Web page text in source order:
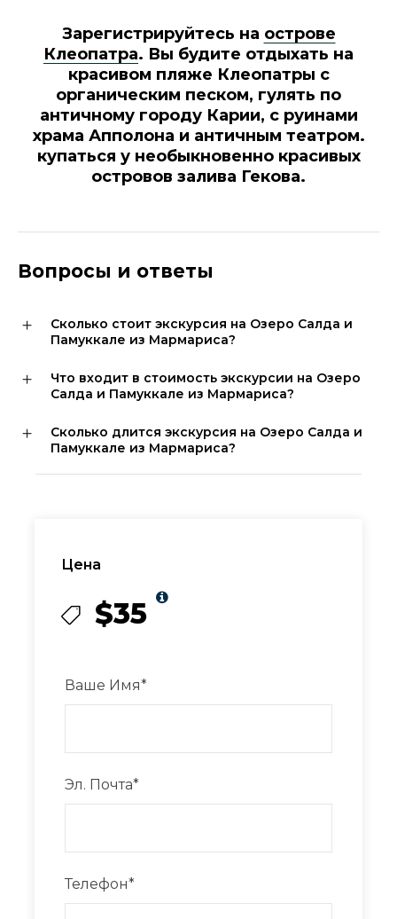
Цена
$35
Ваше Имя*
Эл. Почта*
Телефон*
Зарегистрируйтесь на острове
Клеопатра. Вы будите отдыхать на
красивом пляже Клеопатры с
органическим песком, гулять по
античному городу Карии, с руинами
храма Апполона и античным театром.
купаться у необыкновенно красивых
островов залива Гекова.
Вопросы и ответы
Сколько стоит экскурсия на Озеро Салда и
Памуккале из Мармариса?
Что входит в стоимость экскурсии на Озеро
Салда и Памуккале из Мармариса?
Сколько длится экскурсия на Озеро Салда и
Памуккале из Мармариса?